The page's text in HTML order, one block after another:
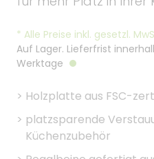
* Alle Preise inkl. gesetzl.
Auf Lager. Lieferfrist
Werktage
> Holzplatte aus FSC-
> platzsparende
Küchenzubehör